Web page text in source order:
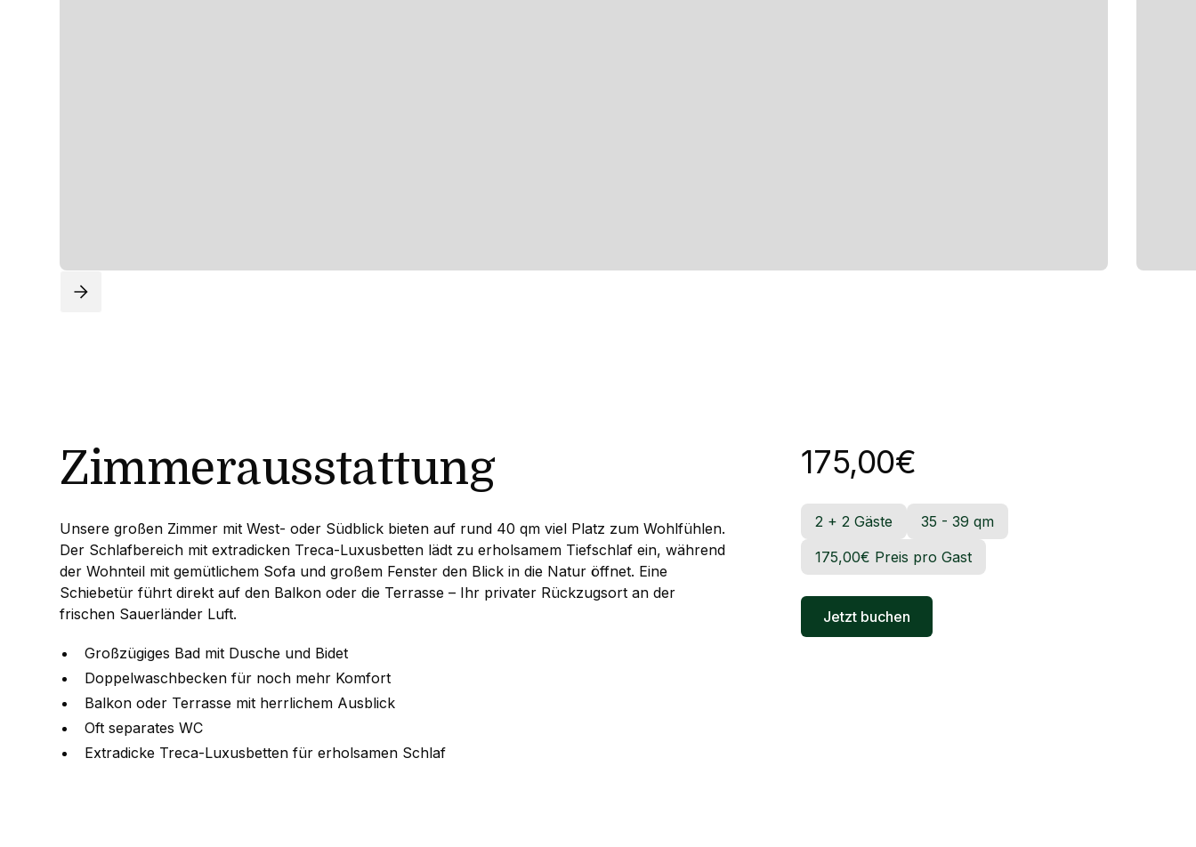
Zimmerausstattung
Unsere großen Zimmer mit West- oder Südblick bieten auf rund 40 qm viel Platz zum Wohlfühlen.
Der Schlafbereich mit extradicken Treca-Luxusbetten lädt zu erholsamem Tiefschlaf ein, während
der Wohnteil mit gemütlichem Sofa und großem Fenster den Blick in die Natur öffnet. Eine
Schiebetür führt direkt auf den Balkon oder die Terrasse – Ihr privater Rückzugsort an der
frischen Sauerländer Luft.
Großzügiges Bad mit Dusche und Bidet
Doppelwaschbecken für noch mehr Komfort
Balkon oder Terrasse mit herrlichem Ausblick
Oft separates WC
Extradicke Treca-Luxusbetten für erholsamen Schlaf
175,00€
2 + 2 Gäste
35 - 39 qm
175,00€ Preis pro Gast
Jetzt buchen